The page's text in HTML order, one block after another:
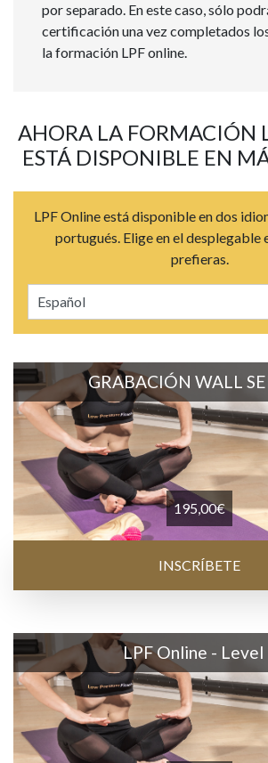
por separado. En este caso, sólo
certificación una vez completados
la formación LPF online.
AHORA LA FORMACIÓN
ESTÁ DISPONIBLE EN
LPF Online está disponible en dos
portugués. Elige en el desplegable
prefieras.
GRABACIÓN WALL
195,00€
INSCRÍBETE
LPF Online - Level